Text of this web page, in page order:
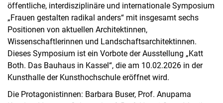
öffentliche, interdisziplinäre und internationale Symposium
„Frauen gestalten radikal anders“ mit insgesamt sechs
Positionen von aktuellen Architektinnen,
Wissenschaftlerinnen und Landschaftsarchitektinnen.
Dieses Symposium ist ein Vorbote der Ausstellung „Katt
Both. Das Bauhaus in Kassel“, die am 10.02.2026 in der
Kunsthalle der Kunsthochschule eröffnet wird.
Die Protagonistinnen: Barbara Buser, Prof. Anupama